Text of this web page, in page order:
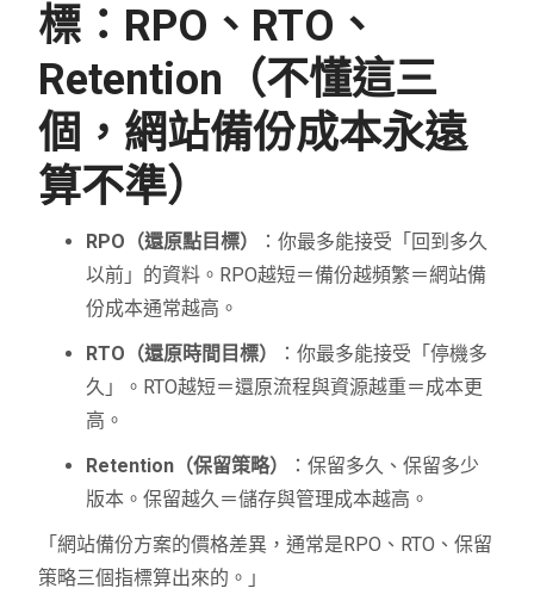
標：RPO、RTO、
Retention（不懂這三
個，網站備份成本永遠
算不準）
RPO（還原點目標）
：你最多能接受「回到多久
以前」的資料。RPO越短＝備份越頻繁＝網站備
份成本通常越高。
RTO（還原時間目標）
：你最多能接受「停機多
久」。RTO越短＝還原流程與資源越重＝成本更
高。
Retention（保留策略）
：保留多久、保留多少
版本。保留越久＝儲存與管理成本越高。
「網站備份方案的價格差異，通常是RPO、RTO、保留
策略三個指標算出來的。」